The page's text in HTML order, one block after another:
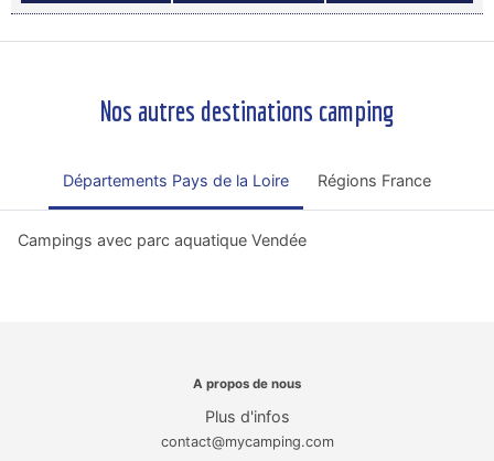
Nos autres destinations camping
Départements Pays de la Loire Régions France
Campings avec parc aquatique Vendée
A propos de nous
Plus d'infos
contact@mycamping.com